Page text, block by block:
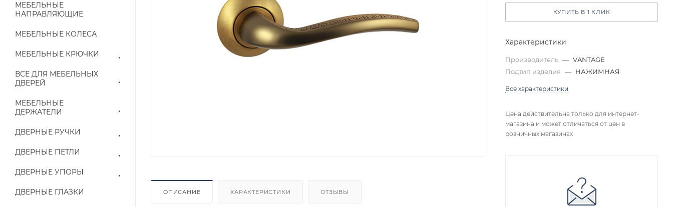
МЕБЕЛЬНЫЕ
НАПРАВЛЯЮЩИЕ
МЕБЕЛЬНЫЕ КОЛЕСА
МЕБЕЛЬНЫЕ КРЮЧКИ
ВСЕ ДЛЯ МЕБЕЛЬНЫХ
ДВЕРЕЙ
МЕБЕЛЬНЫЕ
ДЕРЖАТЕЛИ
ДВЕРНЫЕ РУЧКИ
ДВЕРНЫЕ ПЕТЛИ
ДВЕРНЫЕ УПОРЫ
ДВЕРНЫЕ ГЛАЗКИ ОПИСАНИЕ ХАРАКТЕРИСТИКИ ОТЗЫВЫ
КУПИТЬ В 1 КЛИК
Характеристики
Производитель — VANTAGE
Подтип изделия — НАЖИМНАЯ
Все характеристики
Цена действительна только для интернет-
магазина и может отличаться от цен в
розничных магазинах